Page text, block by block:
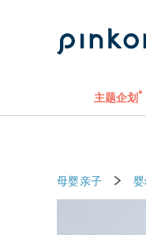
主题企划
母婴亲子